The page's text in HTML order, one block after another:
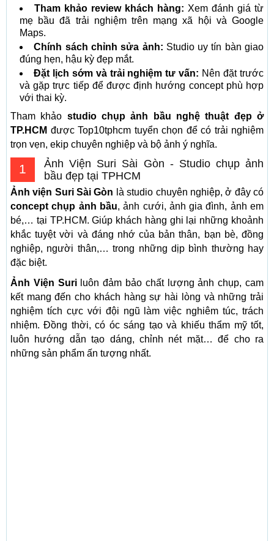
Tham khảo review khách hàng: Xem đánh giá từ
mẹ bầu đã trải nghiệm trên mạng xã hội và Google
Maps.
Chính sách chỉnh sửa ảnh: Studio uy tín bàn giao
đúng hẹn, hậu kỳ đẹp mắt.
Đặt lịch sớm và trải nghiệm tư vấn: Nên đặt trước
và gặp trực tiếp để được định hướng concept phù hợp
với thai kỳ.
Tham khảo studio chụp ảnh bầu nghệ thuật đẹp ở
TP.HCM được Top10tphcm tuyển chọn để có trải nghiệm
trọn vẹn, ekip chuyên nghiệp và bộ ảnh ý nghĩa.
1
Ảnh Viện Suri Sài Gòn - Studio chụp ảnh
bầu đẹp tại TPHCM
Ảnh viện Suri Sài Gòn là studio chuyên nghiệp, ở đây có
concept chụp ảnh bầu, ảnh cưới, ảnh gia đình, ảnh em
bé,… tại TP.HCM. Giúp khách hàng ghi lại những khoảnh
khắc tuyệt vời và đáng nhớ của bản thân, bạn bè, đồng
nghiệp, người thân,… trong những dịp bình thường hay
đặc biệt.
Ảnh Viện Suriluôn đảm bảo chất lượng ảnh chụp, cam
kết mang đến cho khách hàng sự hài lòng và những trải
nghiệm tích cực với đội ngũ làm việc nghiêm túc, trách
nhiệm. Đồng thời, có óc sáng tạo và khiếu thẩm mỹ tốt,
luôn hướng dẫn tạo dáng, chỉnh nét mặt… để cho ra
những sản phẩm ấn tượng nhất.